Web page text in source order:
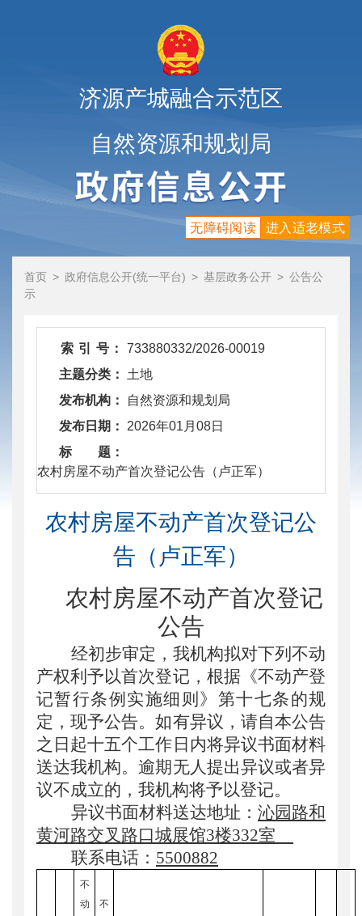
济源产城融合示范区
自然资源和规划局
进入适老模式
无障碍阅读
首页 > 政府信息公开(统一平台) > 基层政务公开 > 公告公
示
索 引 号：
733880332/2026-00019
主题分类：
土地
发布机构：
自然资源和规划局
发布日期：
2026年01月08日
标 题：
​ 农村房屋不动产首次登记公告（卢正军）
农村房屋不动产首次登记公
告（卢正军）
农村房屋不动产首次登记
公告
经初步审定，我机构拟对下列不动
产权利予以首次登记，根据《不动产登
记暂行条例实施细则》第十七条的规
定，现予公告。如有异议，请自本公告
之日起十五个工作日内将异议书面材料
送达我机构。逾期无人提出异议或者异
议不成立的，我机构将予以登记。
异议书面材料送达地址： 沁园路和
黄河路交叉路口城展馆3楼332室
联系电话： 5500882
不
动
不